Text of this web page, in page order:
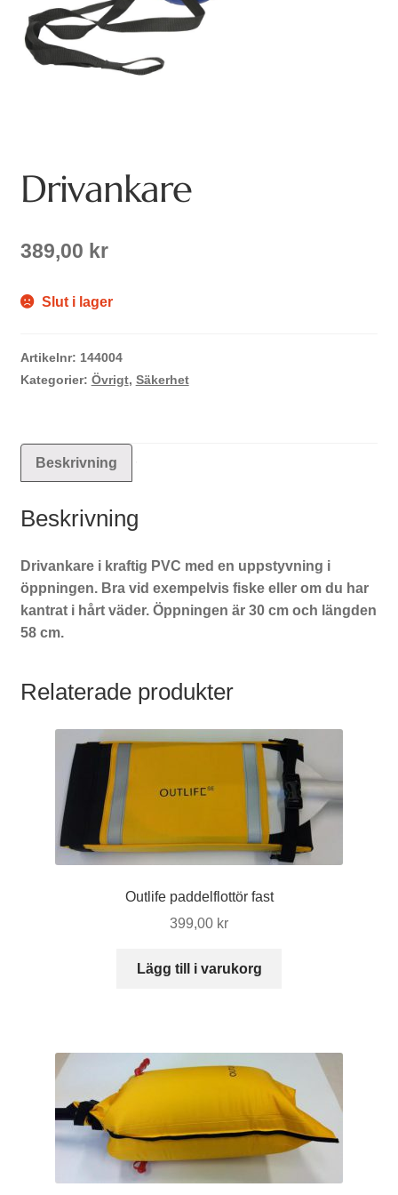
Drivankare
389,00 kr
Slut i lager
Artikelnr: 144004
Kategorier: Övrigt, Säkerhet
Beskrivning
Beskrivning
Drivankare i kraftig PVC med en uppstyvning i
öppningen. Bra vid exempelvis fiske eller om du har
kantrat i hårt väder. Öppningen är 30 cm och längden
58 cm.
Relaterade produkter
Outlife paddelflottör fast
399,00 kr
Lägg till i varukorg